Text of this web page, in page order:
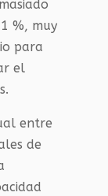
%, muy
para
el
entre
de